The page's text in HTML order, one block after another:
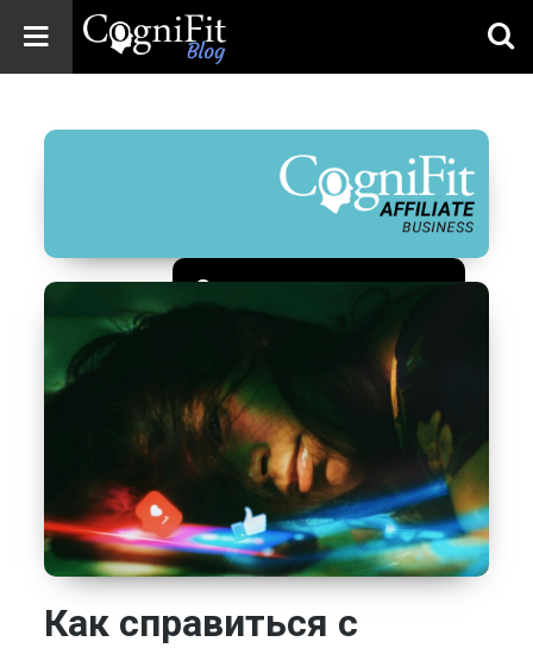
Blog: Brain
Wellness
Зарегистрироваться
Как справиться с